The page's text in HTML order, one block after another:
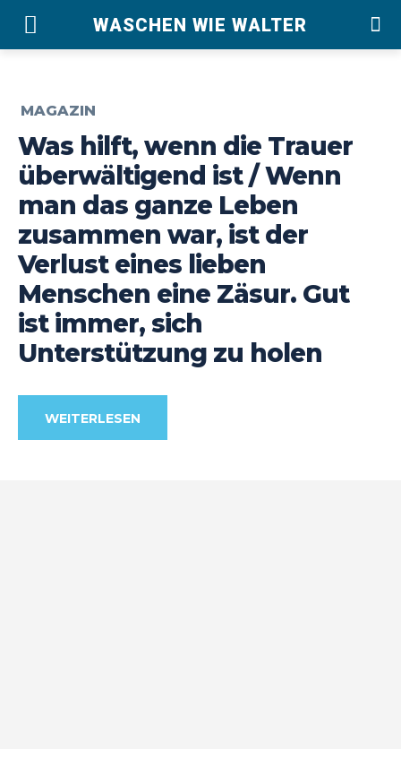
WASCHEN WIE WALTER
MAGAZIN
Was hilft, wenn die Trauer
überwältigend ist / Wenn
man das ganze Leben
zusammen war, ist der
Verlust eines lieben
Menschen eine Zäsur. Gut
ist immer, sich
Unterstützung zu holen
WEITERLESEN